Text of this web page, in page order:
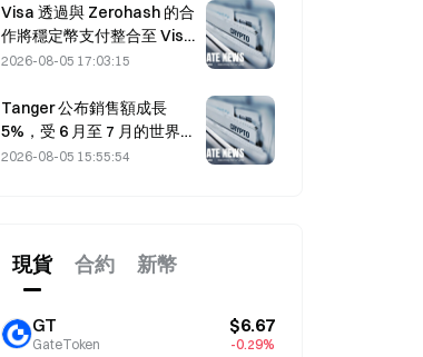
Visa 透過與 Zerohash 的合
作將穩定幣支付整合至 Visa
Direct
2026-08-05 17:03:15
Tanger 公布銷售額成長
5%，受 6 月至 7 月的世界盃
旅遊帶動
2026-08-05 15:55:54
現貨 合約 新幣
GT
GateToken
$6.67
-0.29%